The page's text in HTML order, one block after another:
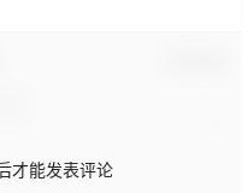
才能发表评论